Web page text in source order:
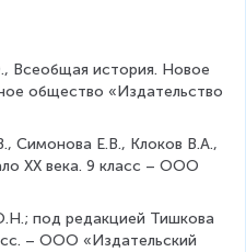
Всеобщая история. Новое
общество «Издательство
Симонова Е.В., Клоков В.А.,
XX века. 9 класс – ООО
под редакцией Тишкова
– ООО «Издательский